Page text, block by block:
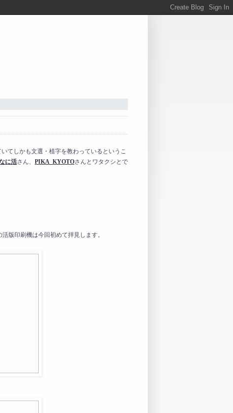
てしかも文選・植字を教わっているというこ
に活さん、 PIKA_KYOTOさんとワタクシとで
版印刷機は今回初めて拝見します。